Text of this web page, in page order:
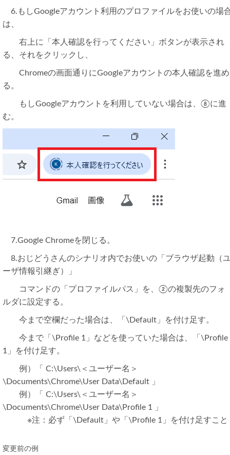
6.もしGoogleアカウント利用のプロファイルをお使いの場
は、
右上に「本人確認を行ってください」ボタンが表示され
る、それをクリックし、
Chromeの画面通りにGoogleアカウントの本人確認を進め
る。
もしGoogleアカウントを利用していない場合は、⑧に進
む。
7.Google Chromeを閉じる。
8.おじどうさんのシナリオ内でお使いの「ブラウザ起動（
ーザ情報引継ぎ）」
コマンドの「プロファイルパス」を、②の複製先のフォ
ルダに設定する。
今まで空欄だった場合は、「\Default」を付け足す。
今まで「\Profile 1」などを使っていた場合は、「\Profile
1」を付け足す。
例）「 C:\Users\＜ユーザー名＞
\Documents\Chrome\User Data\Default 」
例）「 C:\Users\＜ユーザー名＞
\Documents\Chrome\User Data\Profile 1 」
※注：必ず「\Default」や「\Profile 1」を付け足すこと
変更前の例